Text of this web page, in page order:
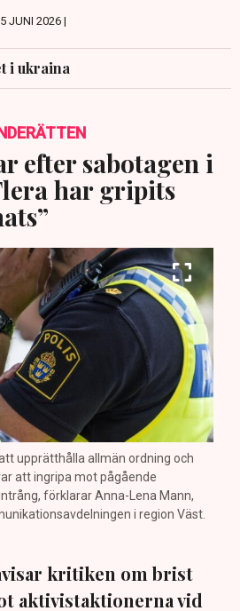
JUNI 2026 |
i ukraina
efter sabotagen i
har gripits
upprätthålla allmän ordning och
att ingripa mot pågående
förklarar Anna-Lena Mann,
i region Väst.
kritiken om brist
aktivistaktionerna vid